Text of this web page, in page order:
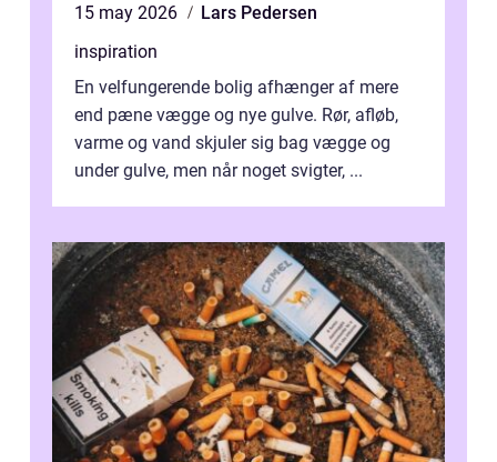
15 may 2026
Lars Pedersen
inspiration
En velfungerende bolig afhænger af mere
end pæne vægge og nye gulve. Rør, afløb,
varme og vand skjuler sig bag vægge og
under gulve, men når noget svigter, ...